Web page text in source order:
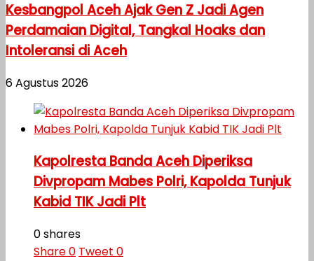
Kesbangpol Aceh Ajak Gen Z Jadi Agen
Perdamaian Digital, Tangkal Hoaks dan
Intoleransi di Aceh
6 Agustus 2026
Kapolresta Banda Aceh Diperiksa
Divpropam Mabes Polri, Kapolda Tunjuk
Kabid TIK Jadi Plt
0 shares
Share0 Tweet 0